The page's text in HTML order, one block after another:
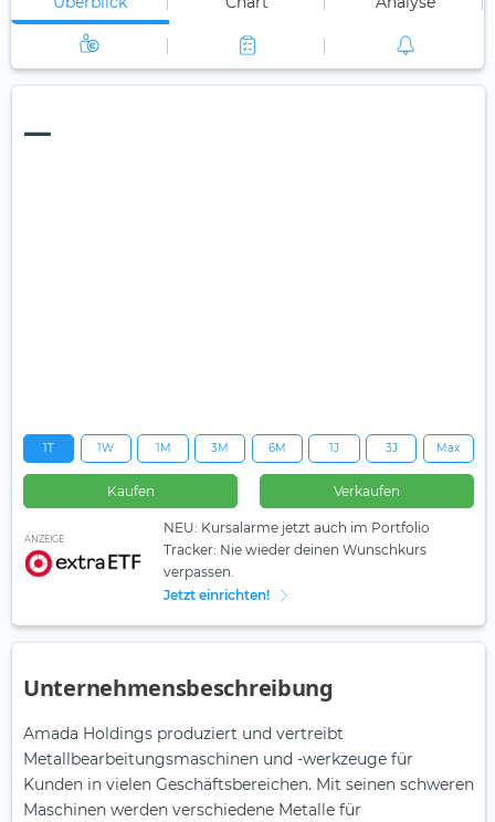
—
1T 1W 1M 3M 6M 1J 3J Max
Kaufen Verkaufen
ANZEIGE
NEU: Kursalarme jetzt auch im Portfolio
Tracker: Nie wieder deinen Wunschkurs
verpassen.
Jetzt einrichten!
Unternehmensbeschreibung
Amada Holdings produziert und vertreibt
Metallbearbeitungsmaschinen und -werkzeuge für
Kunden in vielen Geschäftsbereichen. Mit seinen schweren
Maschinen werden verschiedene Metalle für